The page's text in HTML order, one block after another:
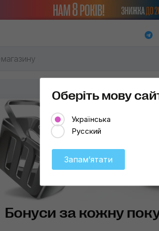
Бонуси за кожну
Оберіть мову
Українська
Русский
Запамʼятати